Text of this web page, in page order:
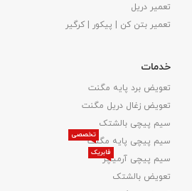
تعمیر دریل
تعمیر بتن کن | پیکور | کرگیر
خدمات
تعویض برد پایه مگنت
تعویض زغال دریل مگنت
سیم پیچی بالشتک
سیم پیچی پایه مگنت
تخصصی
سیم پیچی آرمیچر
فابریک
تعویض بالشتک​